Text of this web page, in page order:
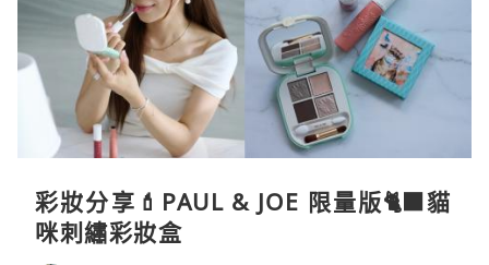
彩妝分享💄PAUL & JOE 限量版🐈‍⬛貓
咪刺繡彩妝盒